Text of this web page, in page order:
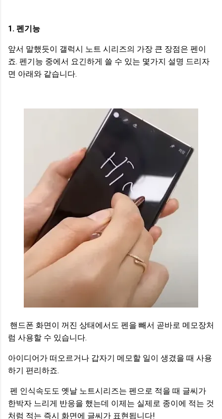
1. 펜기능
앞서 말했듯이 갤럭시 노트 시리즈의 가장 큰 장점은 펜이
죠. 펜기능 중에서 요긴하게 쓸 수 있는 몇가지 설명 드리자
면 아래와 같습니다.
핸드폰 화면이 꺼진 상태에서도 펜을 빼서 곧바로 메모장처
럼 사용할 수 있습니다.
아이디어가 떠오르거나 갑자기 메모할 일이 생겼을 때 사용
하기 편리하죠.
펜 인식속도도 옛날 노트시리즈는 펜으로 적을 때 글씨가
한박자 느리게 반응을 했는데 이제는 실제로 종이에 적는 것
처럼 적는 즉시 화면에 글씨가 표현됩니다!